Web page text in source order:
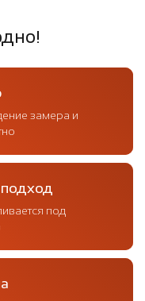
замера и
под